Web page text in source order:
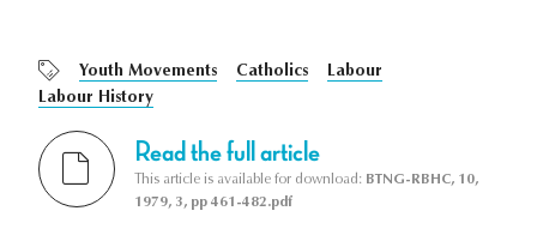
Youth Movements Catholics
Labour
Labour History
Read the full article
This article is available for download: BTNG-RBHC, 10,
1979, 3, pp 461-482.pdf